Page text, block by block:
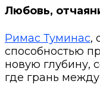
Любовь,
Римас Туминас,
способностью
новую глубину,
где грань